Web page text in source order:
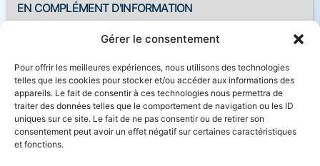
Gérer le consentement
Pour offrir les meilleures expériences, nous utilisons des technologies
telles que les cookies pour stocker et/ou accéder aux informations des
appareils. Le fait de consentir à ces technologies nous permettra de
traiter des données telles que le comportement de navigation ou les ID
uniques sur ce site. Le fait de ne pas consentir ou de retirer son
consentement peut avoir un effet négatif sur certaines caractéristiques
et fonctions.
EN COMPLÉMENT D'INFORMATION
Arrêté ministériel – Culture
Accessibilité Plan du site Salle de presse
Nous joindre